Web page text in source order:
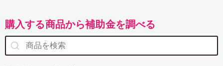
購入する商品から補助金を調べる